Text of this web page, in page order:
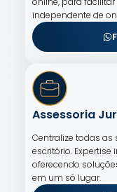
independente de
Assessoria
Centralize todas
escritório. Expertise
oferecendo
em um só lugar.